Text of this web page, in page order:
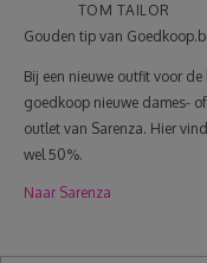
TOM TAILOR
Gouden tip van
Bij een nieuwe outfit voor
goedkoop nieuwe dames-
outlet van Sarenza. Hier
wel 50%.
Naar Sarenza